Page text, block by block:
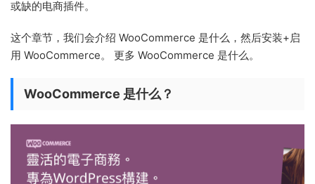
或缺的电商插件。
这个章节，我们会介绍 WooCommerce 是什么，然后安装+启
用 WooCommerce。 更多 WooCommerce 是什么。
WooCommerce 是什么？